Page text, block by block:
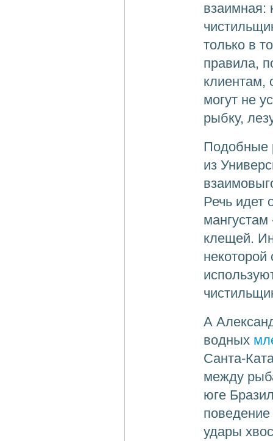
взаимная:
только в
правила,
клиентам,
могут не
рыбку,
Подобные
из
Речь идет
клещей.
А
водных
Санта-
между
юге
удары